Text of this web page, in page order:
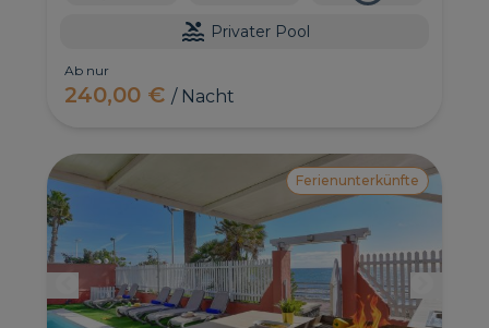
Privater Pool
Ab nur
240,00 €/ Nacht
Ferienunterkünfte